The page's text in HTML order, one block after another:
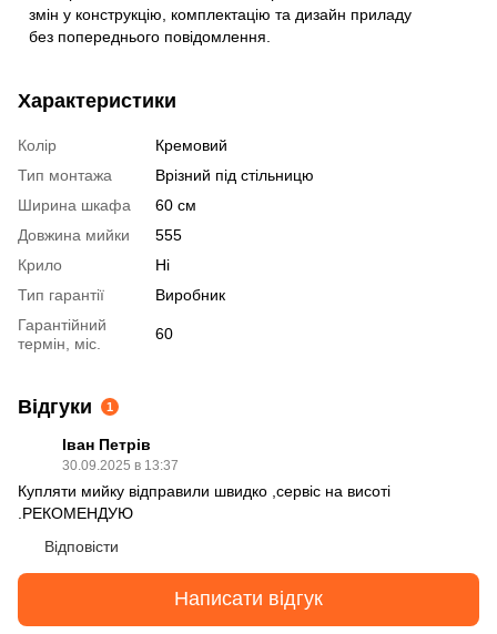
змін у конструкцію, комплектацію та дизайн приладу
без попереднього повідомлення.
Характеристики
Колір
Кремовий
Тип монтажа
Врізний під стільницю
Ширина шкафа
60 см
Довжина мийки
555
Крило
Ні
Тип гарантії
Виробник
Гарантійний
термін, міс.
60
Відгуки 1
Іван Петрів
30.09.2025 в 13:37
Купляти мийку відправили швидко ,сервіс на висоті
.РЕКОМЕНДУЮ
Відповісти
Написати відгук